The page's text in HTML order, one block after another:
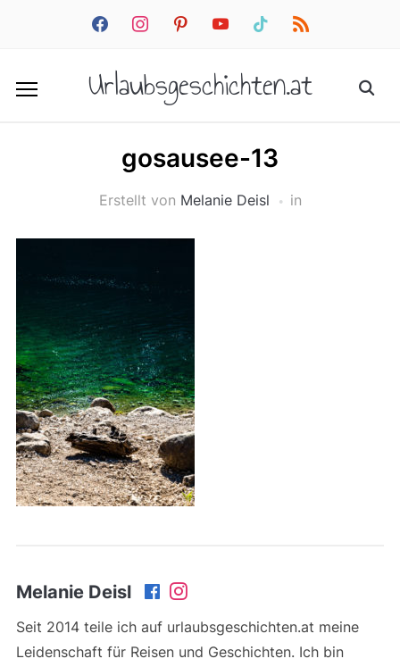
facebookinstagrampinterestyoutube tiktok rss
Urlaubsgeschichten.at
gosausee-13
Erstellt von Melanie Deisl in
Melanie Deisl
Seit 2014 teile ich auf urlaubsgeschichten.at meine
Leidenschaft für Reisen und Geschichten. Ich bin